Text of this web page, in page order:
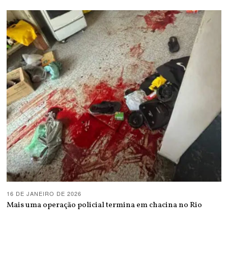
16 DE JANEIRO DE 2026
Mais uma operação policial termina em chacina no Rio